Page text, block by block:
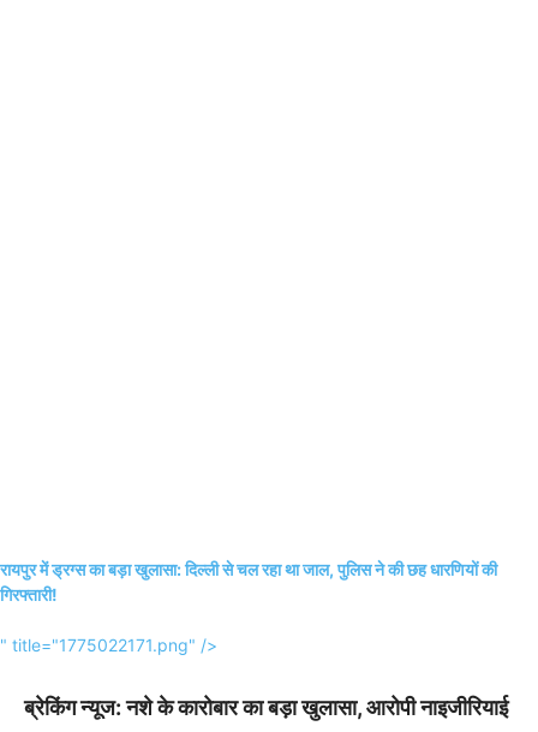
रायपुर में ड्रग्स का बड़ा खुलासा: दिल्ली से चल रहा था जाल, पुलिस ने की छह धारणियों की
गिरफ्तारी!
" title="1775022171.png" />
ब्रेकिंग न्यूज: नशे के कारोबार का बड़ा खुलासा, आरोपी नाइजीरियाई